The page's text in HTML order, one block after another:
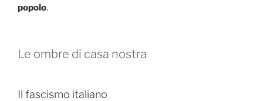
popolo.
Le ombre di casa nostra
Il fascismo italiano